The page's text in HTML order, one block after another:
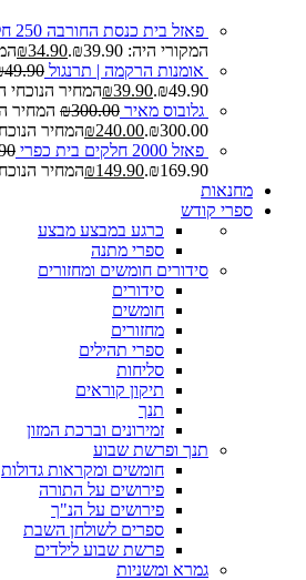
פאזל בית כנסת החורבה 250 חלקים
המקורי היה: ₪39.90.
₪34.90
אומנות הרקמה | תרנגול 49.90
₪49.90.
₪39.90
המחיר הנוכחי הוא:
גלובוס מאיר
₪300.00
המחיר
₪300.00.
₪240.00
המחיר הנוכחי
פאזל 2000 חלקים בית כפרי
₪169.90.
₪149.90
המחיר הנוכחי
מחנאות
ספרי קודש
כרגע במבצע מבצע
ספרי מתנה
סידורים חומשים ומחזורים
סידורים
חומשים
מחזורים
ספרי תהילים
סליחות
תיקון קוראים
תנך
זמירונים וברכת המזון
תנך ופרשת שבוע
חומשים ומקראות גדולות
פירושים על התורה
פירושים על הנ"ך
ספרים לשולחן השבת
פרשת שבוע לילדים
גמרא ומשניות